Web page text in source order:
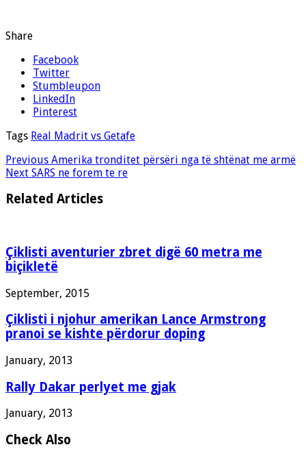
Share
Facebook
Twitter
Stumbleupon
LinkedIn
Pinterest
Tags Real Madrit vs Getafe
Previous Amerika tronditet përsëri nga të shtënat me armë
Next SARS ne forem te re
Related Articles
Çiklisti aventurier zbret digë 60 metra me
biçikletë
September, 2015
Çiklisti i njohur amerikan Lance Armstrong
pranoi se kishte përdorur doping
January, 2013
Rally Dakar perlyet me gjak
January, 2013
Check Also